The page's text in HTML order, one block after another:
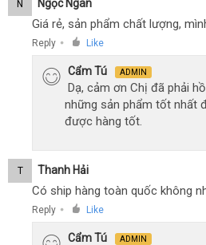
chị
em
những
N Ngọc Ngân
Giá rẻ, sản phẩm chất lượng,
Reply ● Like
Cẩm Tú ADMIN
Dạ, cảm ơn Chị đã phải
những sản phẩm tốt nhất
được hàng tốt.
T Thanh Hải
Có ship hàng toàn quốc không
Reply ● Like
Cẩm Tú ADMIN